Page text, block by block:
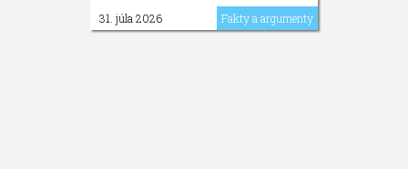
31. júla 2026 Fakty a argumenty